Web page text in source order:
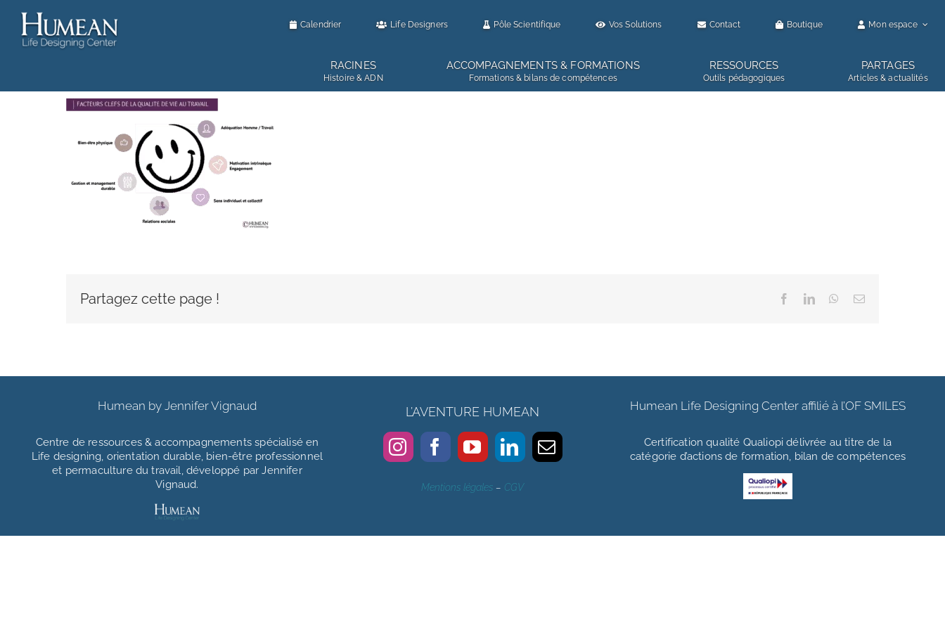
Passer
contenu
Calendrier Life Designers Pôle Scientifique Vos Solutions Contact Boutique Mon espace
RACINES
Histoire & ADN
ACCOMPAGNEMENTS & FORMATIONS
Formations & bilans de compétences
RESSOURCES
Outils pédagogiques
PARTAGES
Articles & actualités
Partagez cette page ! FacebookLinkedInWhatsApp
Email
Humean by Jennifer Vignaud
Centre de ressources & accompagnementsspécialisé en
Life designing, orientation durable, bien-être professionnel
et permaculture du travail, développé par Jennifer
Vignaud.
L’AVENTURE HUMEAN
Mentions légales – CGV
Humean Life Designing Center affilié à l’OF SMILES
Certification qualité Qualiopi délivrée au titre de la
catégorie d’actions de formation, bilan de compétences